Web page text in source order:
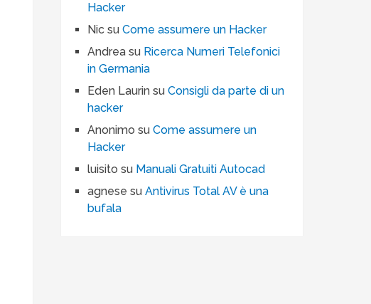
Hacker
Nic suCome assumere un Hacker
Andrea su Ricerca Numeri Telefonici
in Germania
Eden Laurin suConsigli da parte di un
hacker
Anonimo suCome assumere un
Hacker
luisito su Manuali Gratuiti Autocad
agnese suAntivirus Total AV è una
bufala